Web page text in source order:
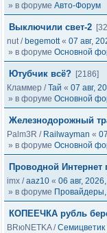
» в форуме Авто-Форум
Выключили свет-2
nut/ begemott« 07 авг,
» в форуме Основной
Ютубчик всё? [2186]
Кламмер /Тай « 07 авг,
» в форуме Основной
Железнодорожный
Palm3R / Railwayman «
» в форуме Основной
Проводной Интернет
imx /aaz10 « 06 авг,
» в форуме Провайдеры,
КОПЕЕЧКА рубль
BRюNETKA/Семицветик